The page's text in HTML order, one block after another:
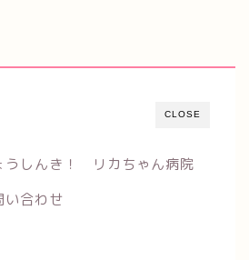
CLOSE
うしんき！ リカちゃん病院
い合わせ